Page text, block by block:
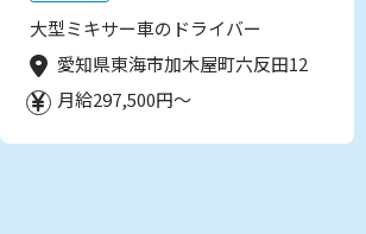
大型ミキサー車のドライバー
愛知県東海市加木屋町六反田12
月給297,500円～